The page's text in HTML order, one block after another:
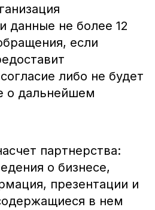
данные не более 12
если
либо не будет
о дальнейшем
партнерства:
о бизнесе,
презентации и
в нем